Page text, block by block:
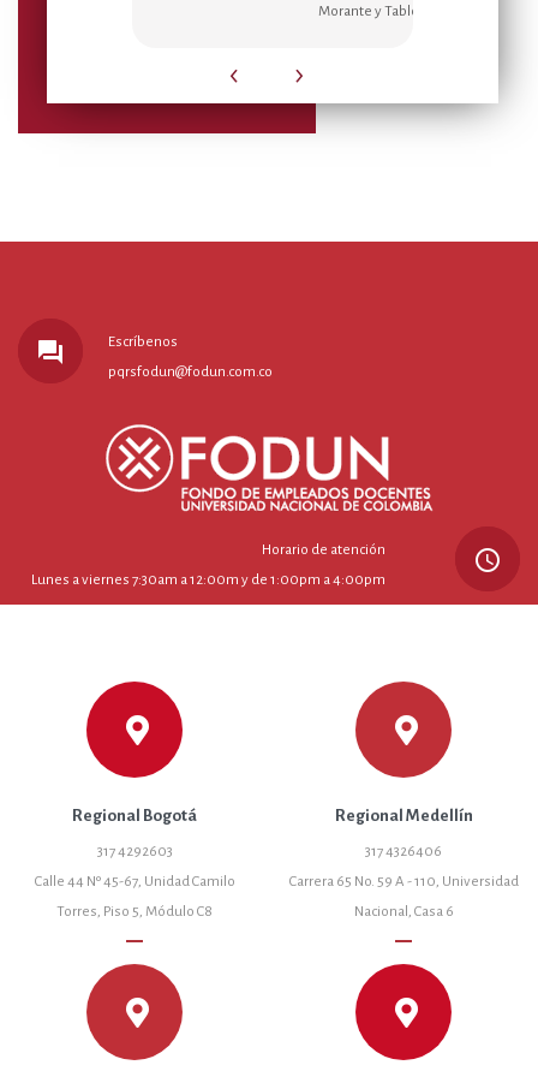
Morante y Tablones.
‹ ›
forum
Escríbenos
pqrsfodun@fodun.com.co
Horario de atención
Lunes a viernes 7:30am a 12:00m y de 1:00pm a 4:00pm
query_builder
Regional Bogotá
317 4292603
Calle 44 Nº 45-67, Unidad Camilo
Torres, Piso 5, Módulo C8
remove
Regional Medellín
317 4326406
Carrera 65 No. 59 A - 110, Universidad
Nacional, Casa 6
remove